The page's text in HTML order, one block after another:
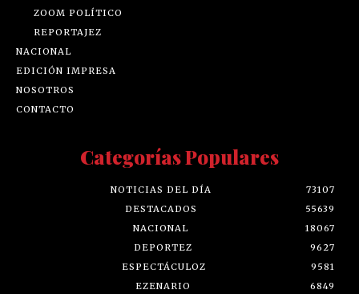
ZOOM POLÍTICO
REPORTAJEZ
NACIONAL
EDICIÓN IMPRESA
NOSOTROS
CONTACTO
Categorías Populares
NOTICIAS DEL DÍA
73107
DESTACADOS
55639
NACIONAL
18067
DEPORTEZ
9627
ESPECTÁCULOZ
9581
EZENARIO
6849